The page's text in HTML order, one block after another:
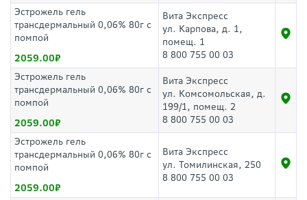
Эстрожель гель
трансдермальный 0,06% 80г с
помпой
2059.00
Вита Экспресс
ул. Карпова, д. 1,
помещ. 1
8 800 755 00 03
Эстрожель гель
трансдермальный 0,06% 80г с
помпой
2059.00
Вита Экспресс
ул. Комсомольская, д.
199/1, помещ. 2
8 800 755 00 03
Эстрожель гель
трансдермальный 0,06% 80г с
помпой
2059.00
Вита Экспресс
ул. Томилинская, 250
8 800 755 00 03